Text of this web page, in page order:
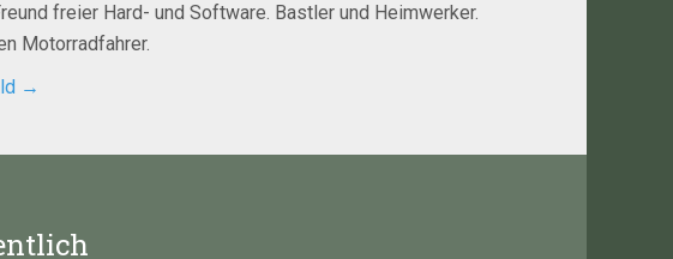
freier Hard- und Software. Bastler und Heimwerker.
Motorradfahrer.
→